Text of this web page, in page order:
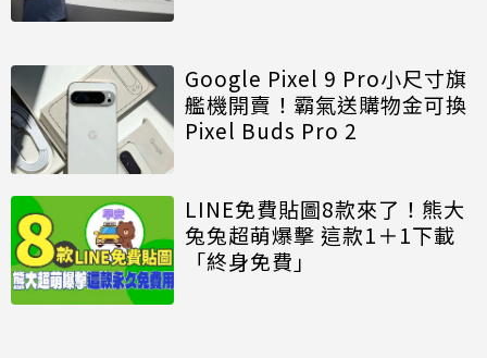
Google Pixel 9 Pro小尺寸旗
艦機開賣！霸氣送購物金可換
Pixel Buds Pro 2
LINE免費貼圖8款來了！熊大
兔兔超萌爆擊 這款1＋1下載
「終身免費」